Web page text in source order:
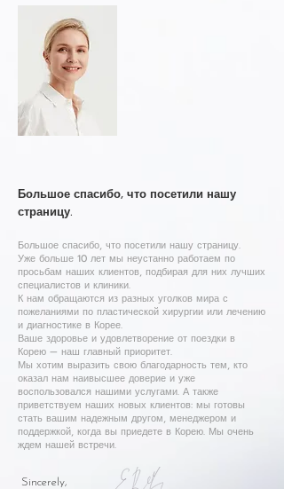
Большое спасибо, что посетили нашу
страницу.
Большое спасибо, что посетили нашу страницу.
Уже больше 10 лет мы неустанно работаем по
просьбам наших клиентов, подбирая для них лучших
специалистов и клиники.
К нам обращаются из разных уголков мира с
пожеланиями по пластической хирургии или лечению
и диагностике в Корее.
Ваше здоровье и удовлетворение от поездки в
Корею — наш главный приоритет.
Мы хотим выразить свою благодарность тем, кто
оказал нам наивысшее доверие и уже
воспользовался нашими услугами. А также
приветствуем наших новых клиентов: мы готовы
стать вашим надежным другом, менеджером и
поддержкой, когда вы приедете в Корею. Мы очень
ждем нашей встречи.
Sincerely,